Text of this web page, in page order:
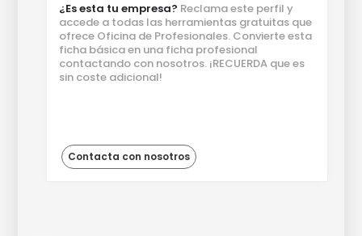
¿Es esta tu empresa? Reclama este perfil y
accede a todas las herramientas gratuitas que
ofrece Oficina de Profesionales. Convierte esta
ficha básica en una ficha profesional
contactando con nosotros. ¡RECUERDA que es
sin coste adicional!
Contacta con nosotros